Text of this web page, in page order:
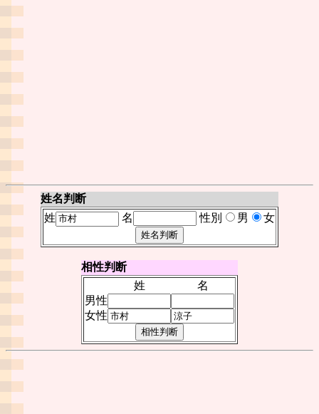
姓名判断
姓
名 性別 男 女
相性判断
姓
名
男性
女性